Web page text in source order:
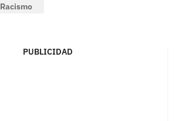
Racismo
PUBLICIDAD